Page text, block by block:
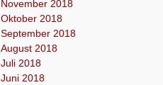
November 2018
Oktober 2018
September 2018
August 2018
Juli 2018
Juni 2018